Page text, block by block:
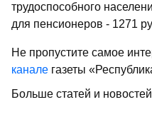
трудоспособного
для пенсионеров - 1271
Не пропустите самое
канале газеты
Больше статей и